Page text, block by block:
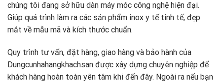
chúng tôi đang sở hữu dàn máy móc công nghệ hiện đại.
Giúp quá trình làm ra các sản phẩm inox y tế tinh tế, đẹp
mắt về mẫu mã và kích thước chuẩn.
Quy trình tư vấn, đặt hàng, giao hàng và bảo hành của
Dungcunhahangkhachsan được xây dựng chuyên nghiệp để
khách hàng hoàn toàn yên tâm khi đến đây. Ngoài ra nếu bạn